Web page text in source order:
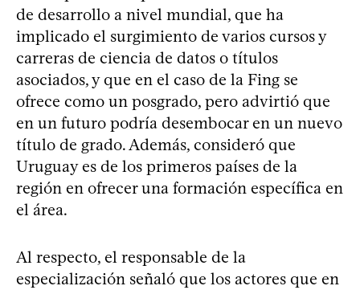
de desarrollo a nivel mundial, que ha
implicado el surgimiento de varios cursos y
carreras de ciencia de datos o títulos
asociados, y que en el caso de la Fing se
ofrece como un posgrado, pero advirtió que
en un futuro podría desembocar en un nuevo
título de grado. Además, consideró que
Uruguay es de los primeros países de la
región en ofrecer una formación específica en
el área.
Al respecto, el responsable de la
especialización señaló que los actores que en